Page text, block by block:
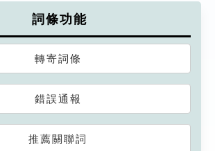
詞條功能
轉寄詞條
錯誤通報
推薦關聯詞